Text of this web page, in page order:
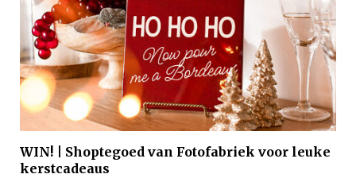
WIN! | Shoptegoed van Fotofabriek voor leuke
kerstcadeaus